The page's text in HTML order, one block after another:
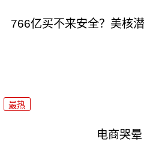
766亿买不来安全？美核
最热
电商哭